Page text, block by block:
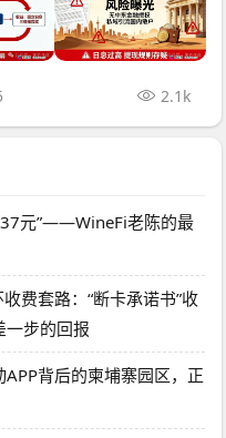
2.1k
元”——WineFi老陈的最
费套路：“断卡承诺书”收
一步的回报
背后的柬埔寨园区，正